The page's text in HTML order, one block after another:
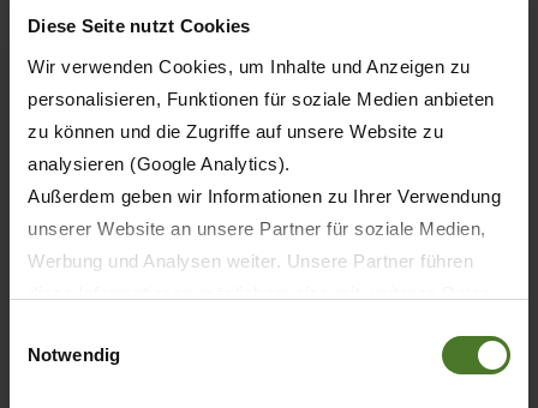
Diese Seite nutzt Cookies
Wir verwenden Cookies, um Inhalte und Anzeigen zu
personalisieren, Funktionen für soziale Medien anbieten
zu können und die Zugriffe auf unsere Website zu
analysieren (Google Analytics).
Außerdem geben wir Informationen zu Ihrer Verwendung
unserer Website an unsere Partner für soziale Medien,
Werbung und Analysen weiter. Unsere Partner führen
sie im Rahmen Ihrer Nutzung der Dienste gesammelt
Notwendig
TISK